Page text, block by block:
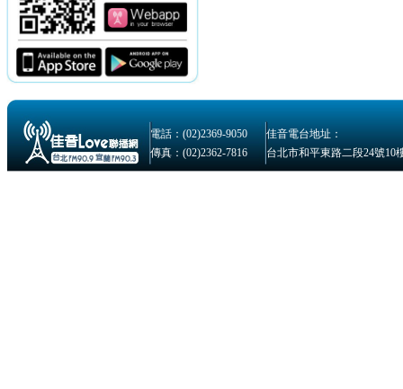
電話：(02)2369-9050
佳音電台地址：
傳真：(02)2362-7816
台北市和平東路二段24號10